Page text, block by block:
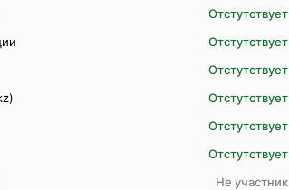
Отстутствует
Отстутствует
Отстутствует
Отстутствует
Отстутствует
Отстутствует
Не участник